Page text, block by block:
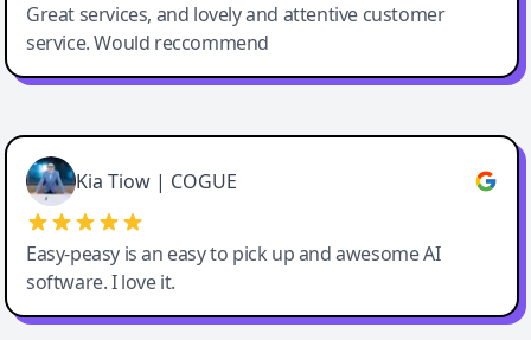
Great services, and lovely and attentive customer
service. Would reccommend
Cody Crabb
Great service, Best AI tool
Kia Tiow | COGUE
Easy-peasy is an easy to pick up and awesome AI
software. I love it.